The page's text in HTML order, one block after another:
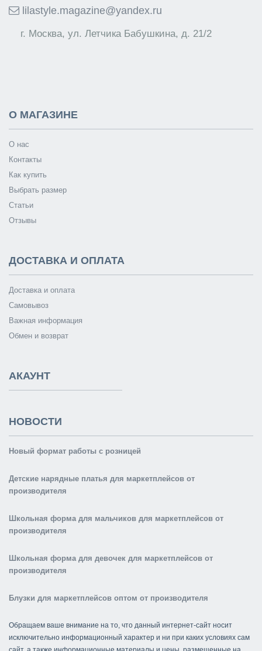
lilastyle.magazine@yandex.ru
г. Москва, ул. Летчика Бабушкина, д. 21/2
О МАГАЗИНЕ
О нас
Контакты
Как купить
Выбрать размер
Статьи
Отзывы
ДОСТАВКА И ОПЛАТА
Доставка и оплата
Самовывоз
Важная информация
Обмен и возврат
АКАУНТ
НОВОСТИ
Новый формат работы с розницей
Детские нарядные платья для маркетплейсов от
производителя
Школьная форма для мальчиков для маркетплейсов от
производителя
Школьная форма для девочек для маркетплейсов от
производителя
Блузки для маркетплейсов оптом от производителя
Обращаем ваше внимание на то, что данный интернет-сайт носит
исключительно информационный характер и ни при каких условиях сам